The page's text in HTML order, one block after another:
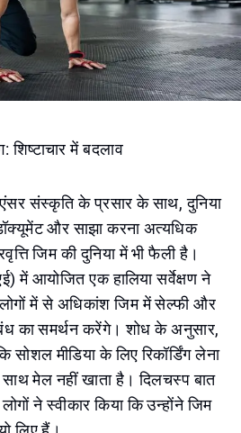
में बदलाव
संस्कृति के प्रसार के साथ, दुनिया
और साझा करना अत्यधिक
जिम की दुनिया में भी फैली है।
में आयोजित एक हालिया सर्वेक्षण ने
लोगों में से अधिकांश जिम में सेल्फी और
का समर्थन करेंगे। शोध के अनुसार,
सोशल मीडिया के लिए रिकॉर्डिंग लेना
मेल नहीं खाता है। दिलचस्प बात
ने स्वीकार किया कि उन्होंने जिम